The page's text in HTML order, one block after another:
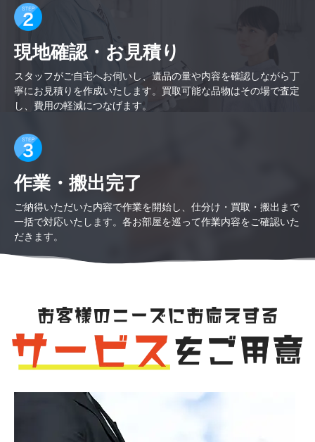
現地確認・お見積り
スタッフがご自宅へお伺いし、遺品の量や内容を確認しながら丁
寧にお見積りを作成いたします。買取可能な品物はその場で査定
し、費用の軽減につなげます。
作業・搬出完了
ご納得いただいた内容で作業を開始し、仕分け・買取・搬出まで
一括で対応いたします。各お部屋を巡って作業内容をご確認いた
だきます。